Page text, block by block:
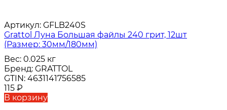
Артикул: GFLB240S
Grattol Луна Большая файлы 240 грит, 12шт
(Размер: 30мм/180мм)
Вес: 0.025 кг
Бренд: GRATTOL
GTIN: 4631141756585
115 ₽
В корзину